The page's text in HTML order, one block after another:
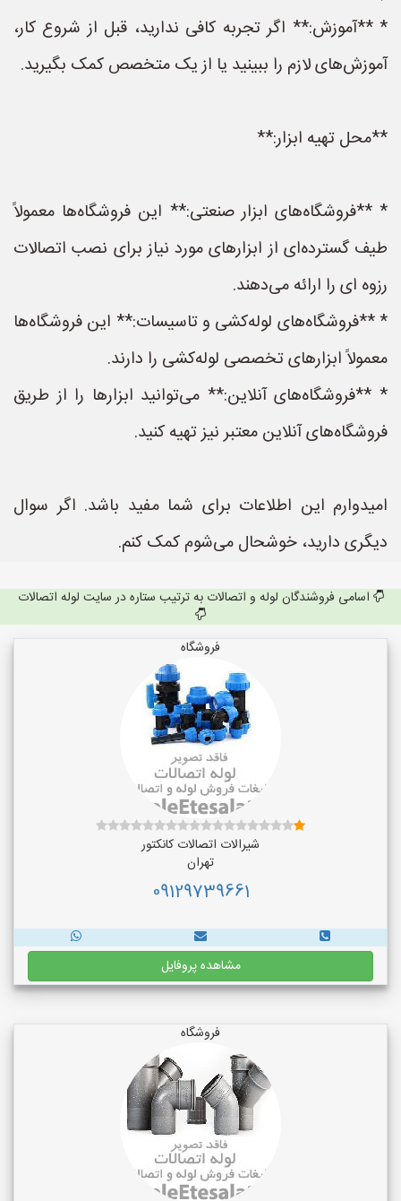
* **آموزش:** اگر تجربه کافی ندارید، قبل از شروع کار،
آموزش‌های لازم را ببینید یا از یک متخصص کمک بگیرید.
**محل تهیه ابزار:**
* **فروشگاه‌های ابزار صنعتی:** این فروشگاه‌ها معمولاً
طیف گسترده‌ای از ابزارهای مورد نیاز برای نصب اتصالات
رزوه ای را ارائه می‌دهند.
* **فروشگاه‌های لوله‌کشی و تاسیسات:** این فروشگاه‌ها
معمولاً ابزارهای تخصصی لوله‌کشی را دارند.
* **فروشگاه‌های آنلاین:** می‌توانید ابزارها را از طریق
فروشگاه‌های آنلاین معتبر نیز تهیه کنید.
امیدوارم این اطلاعات برای شما مفید باشد. اگر سوال
دیگری دارید، خوشحال می‌شوم کمک کنم.
اسامی فروشندگان لوله و اتصالات به ترتیب ستاره در سایت لوله اتصالات
فروشگاه
شیرالات اتصالات کانکتور
تهران
09129739661
مشاهده پروفایل
فروشگاه